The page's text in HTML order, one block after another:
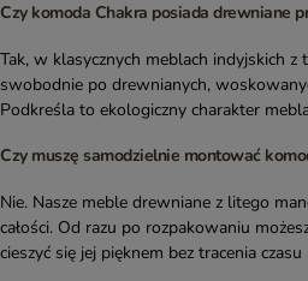
Czy komoda Chakra posiada drewniane
Tak, w klasycznych meblach indyjskich z
swobodnie po drewnianych,
Podkreśla to ekologiczny charakter
Czy muszę samodzielnie montować
Nie. Nasze meble drewniane z litego
całości. Od razu po rozpakowaniu
cieszyć się jej pięknem bez tracenia czasu